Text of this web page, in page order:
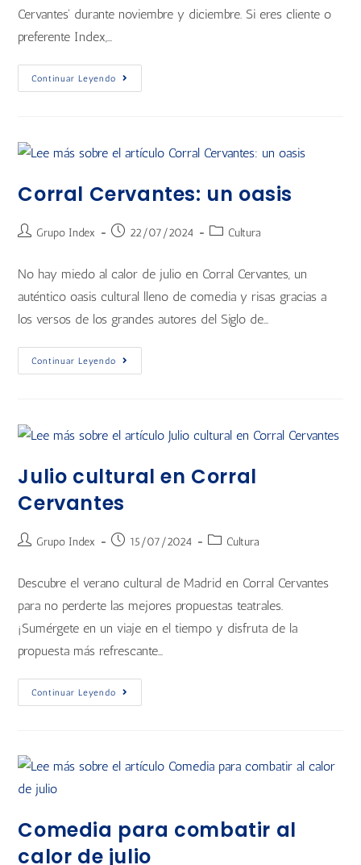
Cervantes' durante noviembre y diciembre. Si eres cliente o
preferente Index,…
Continuar Leyendo
Corral Cervantes: un oasis
Grupo Index 22/07/2024 Cultura
No hay miedo al calor de julio en Corral Cervantes, un
auténtico oasis cultural lleno de comedia y risas gracias a
los versos de los grandes autores del Siglo de…
Continuar Leyendo
Julio cultural en Corral
Cervantes
Grupo Index 15/07/2024 Cultura
Descubre el verano cultural de Madrid en Corral Cervantes
para no perderte las mejores propuestas teatrales.
¡Sumérgete en un viaje en el tiempo y disfruta de la
propuesta más refrescante…
Continuar Leyendo
Comedia para combatir al
calor de julio